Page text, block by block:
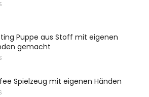
Puppe aus Stoff mit eigenen
gemacht
Spielzeug mit eigenen Händen